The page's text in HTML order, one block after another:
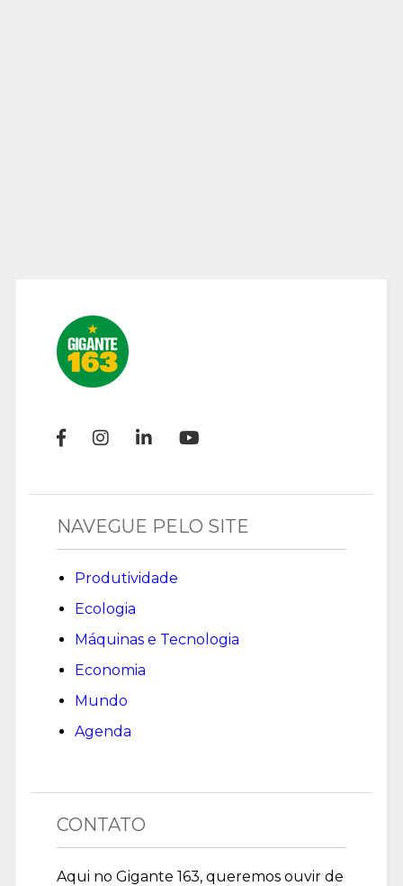
NAVEGUE PELO SITE
Produtividade
Ecologia
Máquinas e Tecnologia
Economia
Mundo
Agenda
CONTATO
Aqui no Gigante 163, queremos ouvir de